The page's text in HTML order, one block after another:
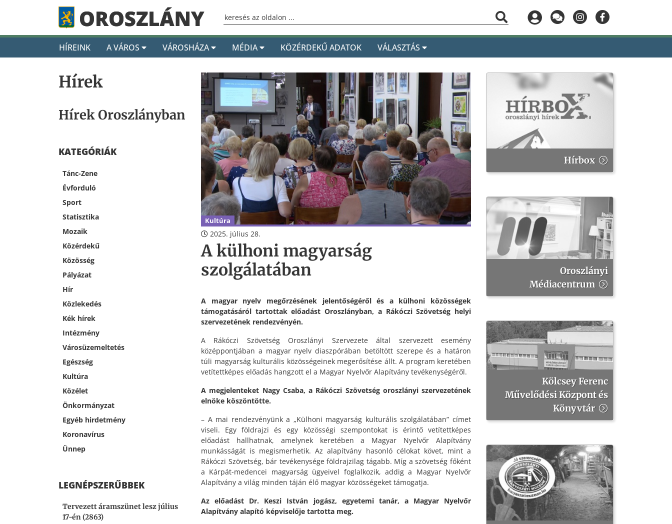
HÍREINK A VÁROS VÁROSHÁZA MÉDIA KÖZÉRDEKŰ ADATOK VÁLASZTÁS
Hírek
Hírek Oroszlányban
KATEGÓRIÁK
Tánc-Zene
Évforduló
Sport
Statisztika
Mozaik
Közérdekű
Közösség
Pályázat
Hír
Közlekedés
Kék hírek
Intézmény
Városüzemeltetés
Egészség
Kultúra
Közélet
Önkormányzat
Egyéb hirdetmény
Koronavírus
Ünnep
LEGNÉPSZERŰBBEK
Tervezett áramszünet lesz július
17-én (2863)
Kultúra
2025. július 28.
A külhoni magyarság
szolgálatában
A magyar nyelv megőrzésének jelentőségéről és a külhoni közösségek
támogatásáról tartottak előadást Oroszlányban, a Rákóczi Szövetség helyi
szervezetének rendezvényén.
A Rákóczi Szövetség Oroszlányi Szervezete által szervezett esemény
középpontjában a magyar nyelv diaszpórában betöltött szerepe és a határon
túli magyarság kulturális közösségeinek megerősítése állt. A program keretében
vetítettképes előadás hangzott el a Magyar Nyelvőr Alapítvány tevékenységéről.
A megjelenteket Nagy Csaba, a Rákóczi Szövetség oroszlányi szervezetének
elnöke köszöntötte.
– A mai rendezvényünk a „Külhoni magyarság kulturális szolgálatában” címet
viseli. Egy földrajzi és egy közösségi szempontokat is érintő vetítettképes
előadást hallhatnak, amelynek keretében a Magyar Nyelvőr Alapítvány
munkásságát is megismerhetik. Az alapítvány hasonló célokat követ, mint a
Rákóczi Szövetség, bár tevékenysége földrajzilag tágabb. Míg a szövetség főként
a Kárpát-medencei magyarság ügyeivel foglalkozik, addig a Magyar Nyelvőr
Alapítvány a világ minden táján élő magyar közösségeket támogatja.
Az előadást Dr. Keszi István jogász, egyetemi tanár, a Magyar Nyelvőr
Alapítvány alapító képviselője tartotta meg.
Hírbox
Oroszlányi
Médiacentrum
Kölcsey Ferenc
Művelődési Központ és
Könyvtár